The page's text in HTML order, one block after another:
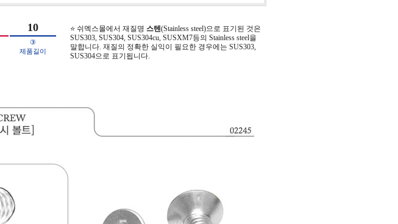
10
③
제품길이
⭐ 쉬멕스몰에서 재질명 스텐(Stainless steel)으로 표기된 것은
SUS303, SUS304, SUS304cu, SUSXM7등의 Stainless steel을
말합니다. 재질의 정확한 실익이 필요한 경우에는 SUS303,
SUS304으로 표기됩니다.